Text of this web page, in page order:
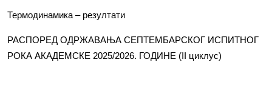
Термодинамика – резултати
РАСПОРЕД ОДРЖАВАЊА СЕПТЕМБАРСКОГ ИСПИТНОГ
РОКА АКАДЕМСКЕ 2025/2026. ГОДИНЕ (II циклус)